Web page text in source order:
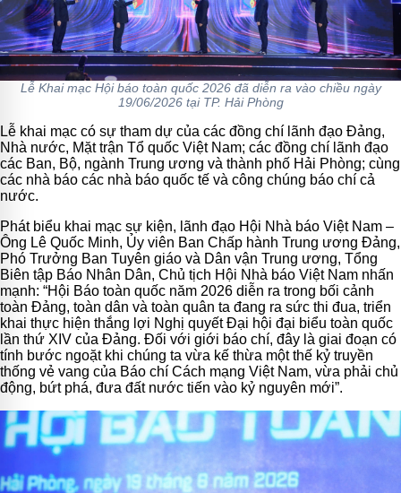
Lễ Khai mạc Hội báo toàn quốc 2026 đã diễn ra vào chiều ngày
19/06/2026 tại TP. Hải Phòng
Lễ khai mạc có sự tham dự của các đồng chí lãnh đạo Đảng,
Nhà nước, Mặt trận Tổ quốc Việt Nam; các đồng chí lãnh đạo
các Ban, Bộ, ngành Trung ương và thành phố Hải Phòng; cùng
các nhà báo các nhà báo quốc tế và công chúng báo chí cả
nước.
Phát biểu khai mạc sự kiện, lãnh đạo Hội Nhà báo Việt Nam –
Ông Lê Quốc Minh, Ủy viên Ban Chấp hành Trung ương Đảng,
Phó Trưởng Ban Tuyên giáo và Dân vận Trung ương, Tổng
Biên tập Báo Nhân Dân, Chủ tịch Hội Nhà báo Việt Nam nhấn
mạnh: “Hội Báo toàn quốc năm 2026 diễn ra trong bối cảnh
toàn Đảng, toàn dân và toàn quân ta đang ra sức thi đua, triển
khai thực hiện thắng lợi Nghị quyết Đại hội đại biểu toàn quốc
lần thứ XIV của Đảng. Đối với giới báo chí, đây là giai đoạn có
tính bước ngoặt khi chúng ta vừa kế thừa một thế kỷ truyền
thống vẻ vang của Báo chí Cách mạng Việt Nam, vừa phải chủ
động, bứt phá, đưa đất nước tiến vào kỷ nguyên mới”.